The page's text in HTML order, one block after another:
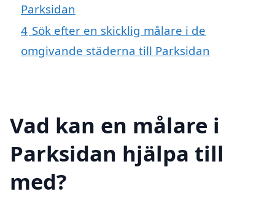
Parksidan
4 Sök efter en skicklig målare i de
omgivande städerna till Parksidan
Vad kan en målare i
Parksidan hjälpa till
med?